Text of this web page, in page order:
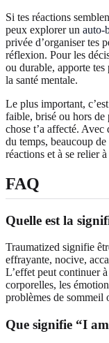
Si tes réactions
peux explorer un auto-
privée d’organiser tes
réflexion. Pour les
ou durable, apporte
la santé mentale.
Le plus important,
faible, brisé ou hors de
chose t’a affecté. Avec
du temps, beaucoup
réactions et à se relier
FAQ
Quelle est la
Traumatized signifie
effrayante, nocive,
L’effet peut continuer
corporelles, les
problèmes de sommeil
Que signifie “I